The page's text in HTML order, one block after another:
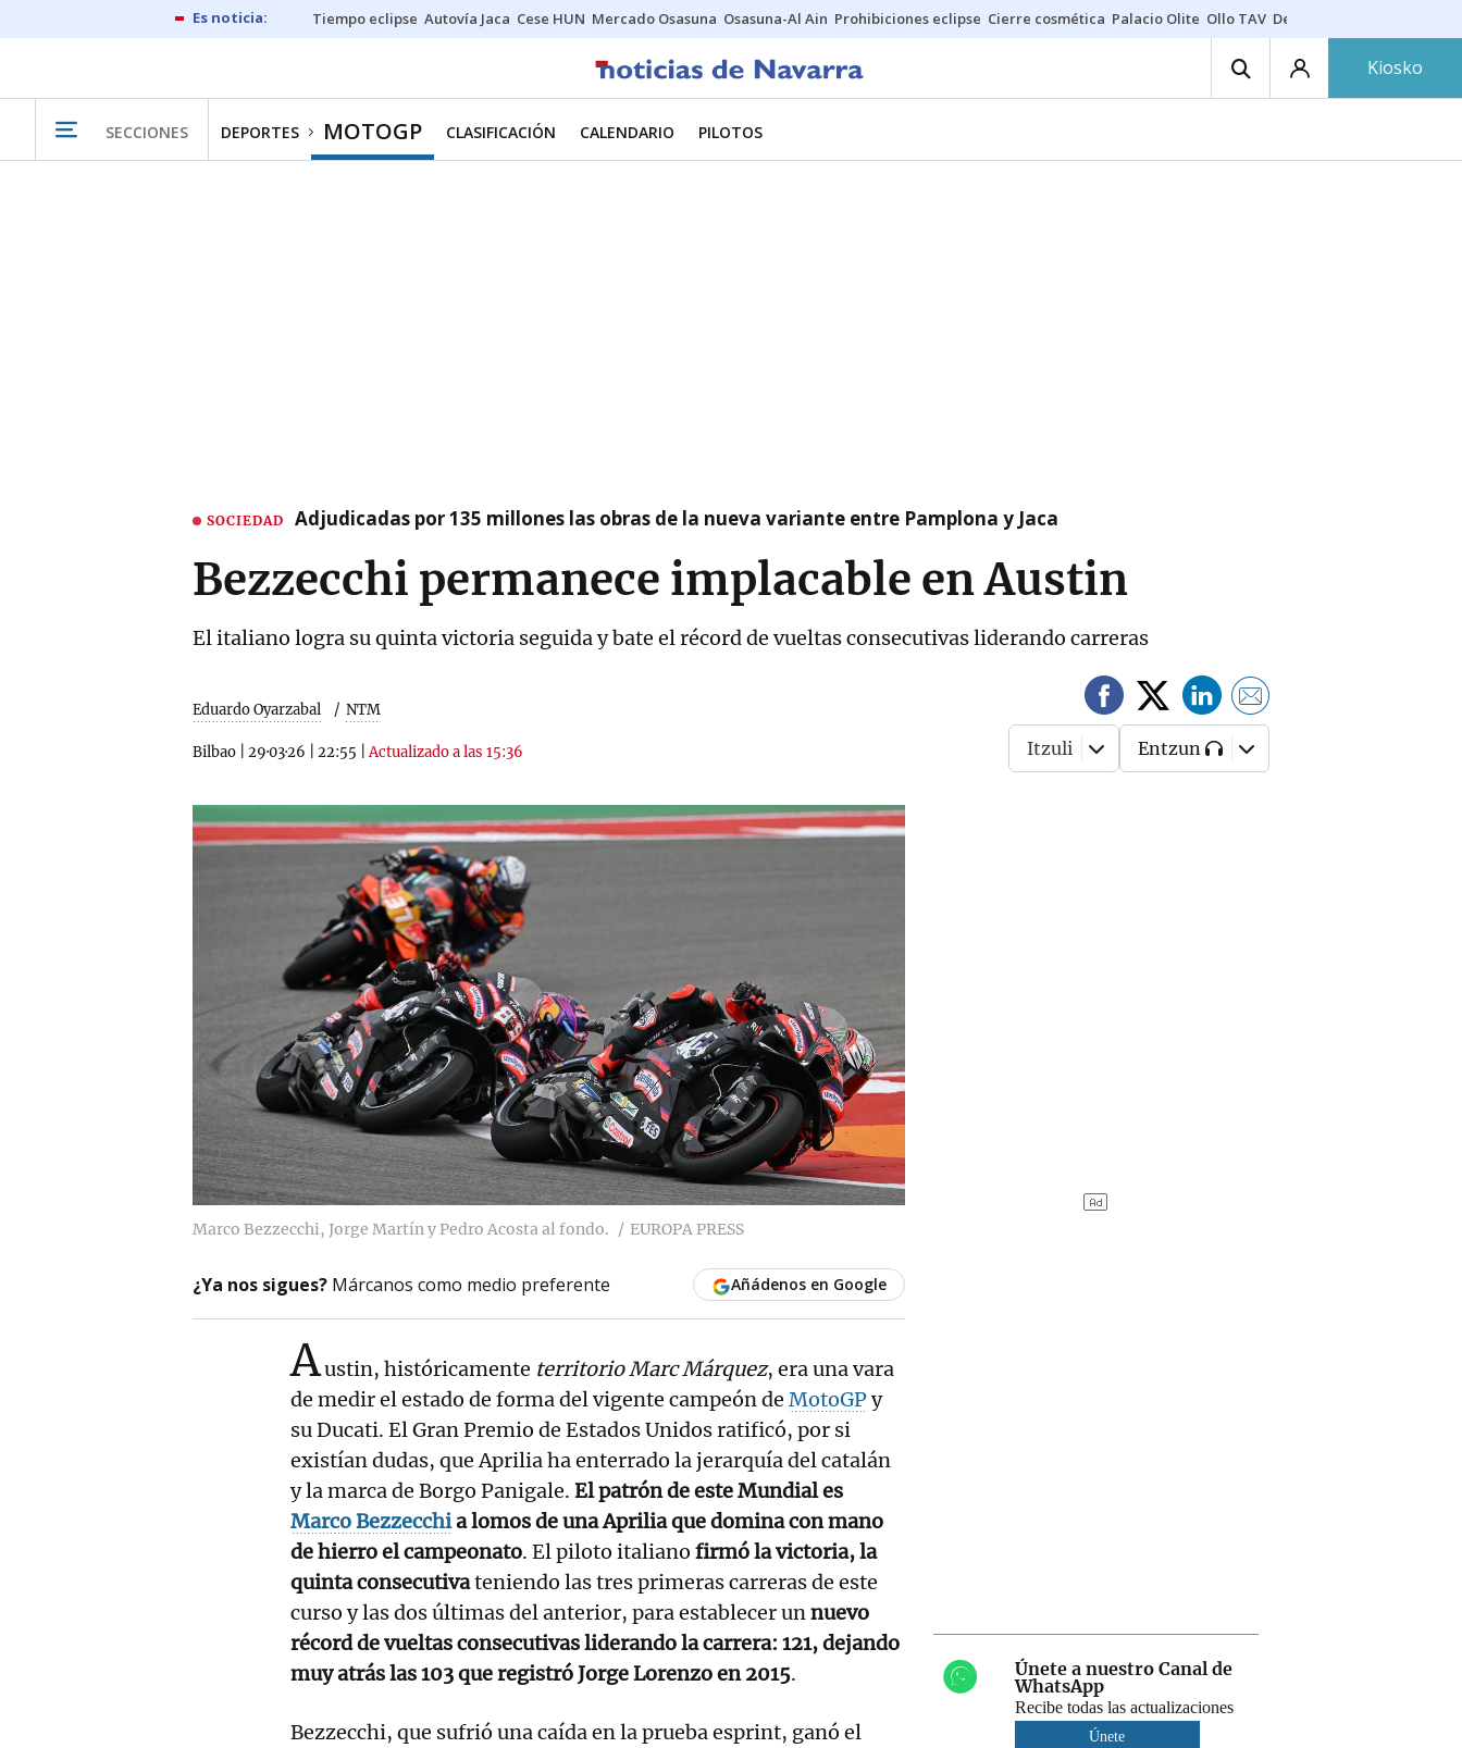
Tiempo eclipse Autovía Jaca Cese HUN Mercado Osasuna Osasuna-Al Ain Prohibiciones eclipse Cierre cosmética Palacio Olite Ollo TAV Derrama vecinos
Kiosko
SECCIONES DEPORTES MOTOGP CLASIFICACIÓN CALENDARIO PILOTOS
SOCIEDAD Adjudicadas por 135 millones las obras de la nueva variante entre Pamplona y Jaca
Bezzecchi permanece implacable en Austin
El italiano logra su quinta victoria seguida y bate el récord de vueltas consecutivas liderando carreras
Eduardo Oyarzabal NTM
Bilbao 29·03·26 22:55 |Actualizado a las 15:36 Itzuli Entzun
Marco Bezzecchi, Jorge Martín y Pedro Acosta al fondo. EUROPA PRESS
¿Ya nos sigues? Márcanos como medio preferente Añádenos en Google
Austin, históricamente territorio Marc Márquez, era una vara
de medir el estado de forma del vigente campeón de MotoGPy
su Ducati. El Gran Premio de Estados Unidos ratificó, por si
existían dudas, que Aprilia ha enterrado la jerarquía del catalán
y la marca de Borgo Panigale. El patrón de este Mundial es
Marco Bezzecchia lomos de una Aprilia que domina con mano
de hierro el campeonato. El piloto italiano firmó la victoria, la
quinta consecutivateniendo las tres primeras carreras de este
curso y las dos últimas del anterior, para establecer unnuevo
récord de vueltas consecutivas liderando la carrera: 121, dejando
muy atrás las 103 que registró Jorge Lorenzo en 2015.
Bezzecchi, que sufrió una caída en la prueba esprint, ganó el
Únete a nuestro Canal de
WhatsApp
Recibe todas las actualizaciones
Únete